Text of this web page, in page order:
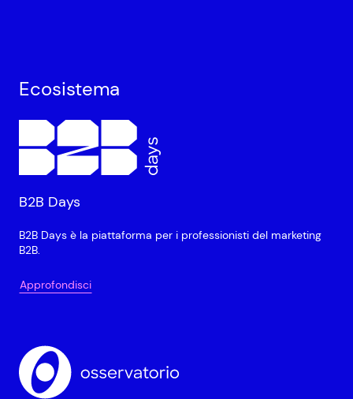
Ecosistema
B2B Days
B2B Days è la piattaforma per i professionisti del marketing
B2B.
Approfondisci